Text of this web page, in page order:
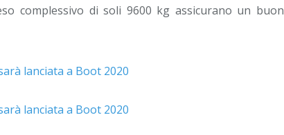
complessivo di soli 9600 kg assicurano un buon